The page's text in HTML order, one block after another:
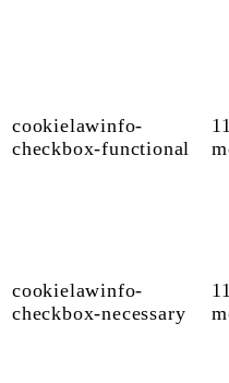
cookielawinfo-
checkbox-functional
11
cookielawinfo-
checkbox-necessary
11